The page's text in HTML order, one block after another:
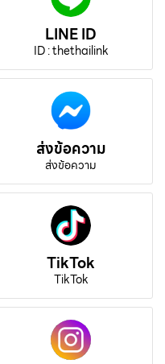
LINE ID
ID : thethailink
ส่งข้อความ
ส่งข้อความ
TikTok
TikTok